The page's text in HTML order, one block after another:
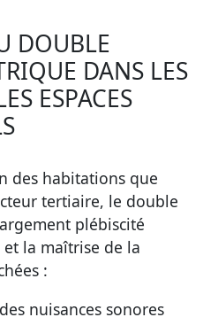
DOUBLE
DANS LES
ESPACES
des habitations que
tertiaire, le double
plébiscité
la maîtrise de la
:
nuisances sonores